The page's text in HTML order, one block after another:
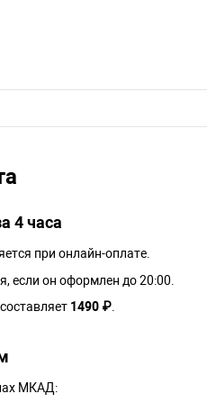
4 часа
при онлайн-оплате.
если он оформлен до 20:00.
1490 ₽.
МКАД: